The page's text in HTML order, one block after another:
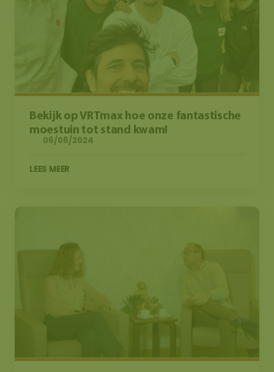
Bekijk op VRTmax hoe onze fantastische
moestuin tot stand kwam!
06/06/2024
LEES MEER